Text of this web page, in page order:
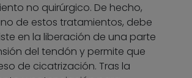
no quirúrgico. De hecho,
de estos tratamientos, debe
en la liberación de una parte
del tendón y permite que
de cicatrización. Tras la